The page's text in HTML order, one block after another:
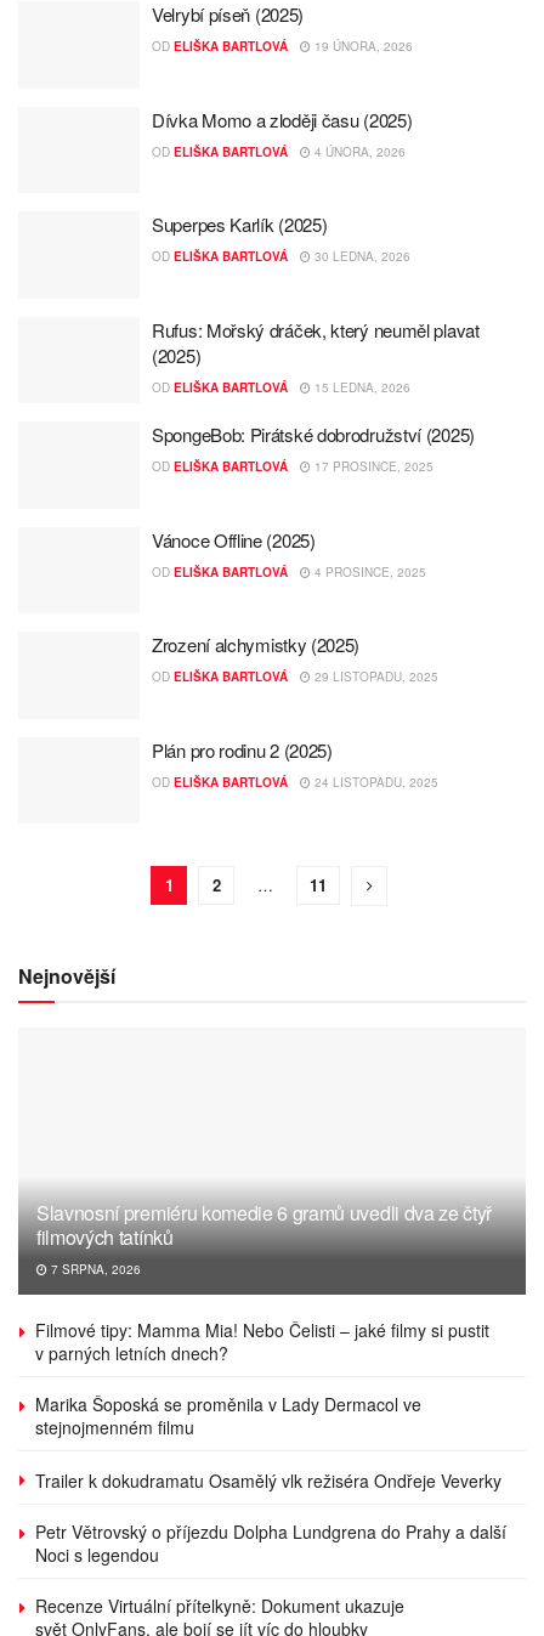
Velrybí píseň (2025)
OD ELIŠKA BARTLOVÁ 19 ÚNORA, 2026
Dívka Momo a zloději času (2025)
OD ELIŠKA BARTLOVÁ 4 ÚNORA, 2026
Superpes Karlík (2025)
OD ELIŠKA BARTLOVÁ 30 LEDNA, 2026
Rufus: Mořský dráček, který neuměl plavat
(2025)
OD ELIŠKA BARTLOVÁ 15 LEDNA, 2026
SpongeBob: Pirátské dobrodružství (2025)
OD ELIŠKA BARTLOVÁ 17 PROSINCE, 2025
Vánoce Offline (2025)
OD ELIŠKA BARTLOVÁ 4 PROSINCE, 2025
Zrození alchymistky (2025)
OD ELIŠKA BARTLOVÁ 29 LISTOPADU, 2025
Plán pro rodinu 2 (2025)
OD ELIŠKA BARTLOVÁ 24 LISTOPADU, 2025
1 2 … 11
Nejnovější
Slavnosní premiéru komedie 6 gramů uvedli dva ze čtyř
filmových tatínků
7 SRPNA, 2026
Filmové tipy: Mamma Mia! Nebo Čelisti – jaké filmy si pustit
v parných letních dnech?
Marika Šoposká se proměnila v Lady Dermacol ve
stejnojmenném filmu
Trailer k dokudramatu Osamělý vlk režiséra Ondřeje Veverky
Petr Větrovský o příjezdu Dolpha Lundgrena do Prahy a další
Noci s legendou
Recenze Virtuální přítelkyně: Dokument ukazuje
svět OnlyFans, ale bojí se jít víc do hloubky